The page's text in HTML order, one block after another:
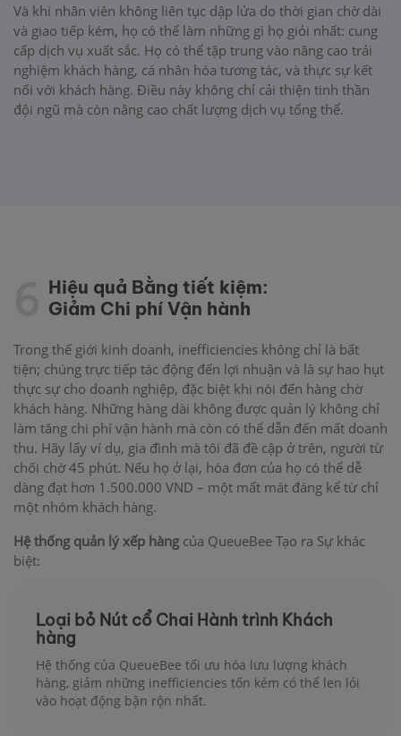
Và khi nhân viên không liên tục dập lửa do thời gian chờ dài
và giao tiếp kém, họ có thể làm những gì họ giỏi nhất: cung
cấp dịch vụ xuất sắc. Họ có thể tập trung vào nâng cao trải
nghiệm khách hàng, cá nhân hóa tương tác, và thực sự kết
nối với khách hàng. Điều này không chỉ cải thiện tinh thần
đội ngũ mà còn nâng cao chất lượng dịch vụ tổng thể.
Hiệu quả Bằng tiết kiệm:
Giảm Chi phí Vận hành
Trong thế giới kinh doanh, inefficiencies không chỉ là bất
tiện; chúng trực tiếp tác động đến lợi nhuận và là sự hao hụt
thực sự cho doanh nghiệp, đặc biệt khi nói đến hàng chờ
khách hàng. Những hàng dài không được quản lý không chỉ
làm tăng chi phí vận hành mà còn có thể dẫn đến mất doanh
thu. Hãy lấy ví dụ, gia đình mà tôi đã đề cập ở trên, người từ
chối chờ 45 phút. Nếu họ ở lại, hóa đơn của họ có thể dễ
dàng đạt hơn 1.500.000 VND – một mất mát đáng kể từ chỉ
một nhóm khách hàng.
Hệ thống quản lý xếp hàngcủa QueueBee Tạo ra Sự khác
biệt:
Loại bỏ Nút cổ Chai Hành trình Khách
hàng
Hệ thống của QueueBee tối ưu hóa lưu lượng khách
hàng, giảm những inefficiencies tốn kém có thể len lỏi
vào hoạt động bận rộn nhất.